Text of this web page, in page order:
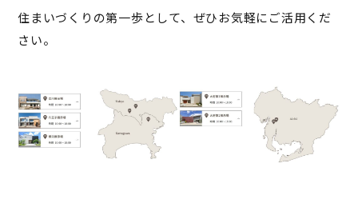
住まいづくりの第一歩として、ぜひお気軽にご活用くだ
さい。